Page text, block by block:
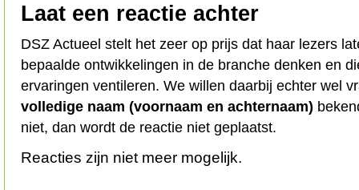
Laat een reactie achter
DSZ Actueel stelt het zeer op prijs dat haar lezers
bepaalde ontwikkelingen in de branche denken en
ervaringen ventileren. We willen daarbij echter wel
volledige naam (voornaam en achternaam)
niet, dan wordt de reactie niet geplaatst.
Reacties zijn niet meer mogelijk.